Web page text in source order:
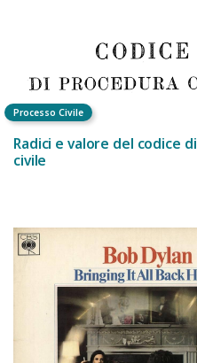
Processo Civile
Radici e valore del codice
civile